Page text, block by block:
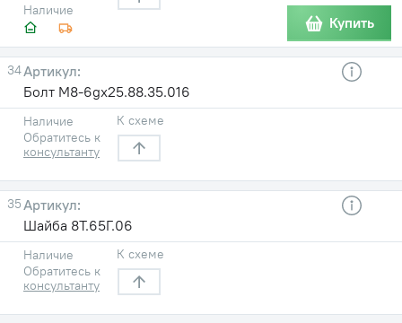
Наличие
Купить
34
Болт М8-6gх25.88.35.016
Наличие
Обратитесь к
консультанту
К схеме
35
Шайба 8Т.65Г.06
Наличие
Обратитесь к
консультанту
К схеме